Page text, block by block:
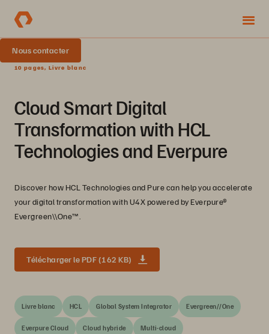
Nous contacter
10 pages, Livre blanc
Cloud Smart Digital
Transformation with HCL
Technologies and Everpure
Discover how HCL Technologies and Pure can help you accelerate
your digital transformation with U4X powered by Everpure®
Evergreen\\One™.
Télécharger le PDF (162 KB)
Livre blanc HCL Global System Integrator Evergreen//One
Everpure Cloud Cloud hybride Multi-cloud